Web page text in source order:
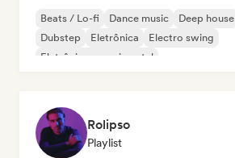
Beats / Lo-fi Dance music Deep house
Dubstep
Eletrônica
Electro swing
Eletrônica experimental
Rolipso
Playlist